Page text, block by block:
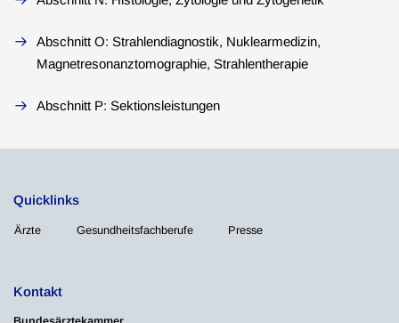
Abschnitt O: Strahlendiagnostik, Nuklearmedizin,
Magnetresonanztomographie, Strahlentherapie
Abschnitt P: Sektionsleistungen
Quicklinks
Ärzte Gesundheitsfachberufe Presse
Kontakt